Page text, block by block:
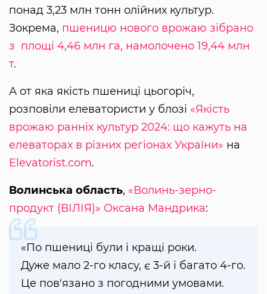
понад 3,23 млн тонн олійних культур.
Зокрема, пшеницю нового врожаю зібрано
з площі 4,46 млн га, намолочено 19,44 млн
т.
А от яка якість пшениці цьогоріч,
розповіли елеватористи у блозі «Якість
врожаю ранніх культур 2024: що кажуть на
елеваторах в різних регіонах України» на
Elevatorist.com.
Волинська область, «Волинь-зерно-
продукт (ВІЛІЯ)» Оксана Мандрика:
«По пшениці були і кращі роки.
Дуже мало 2-го класу, є 3-й і багато 4-го.
Це пов'язано з погодними умовами.